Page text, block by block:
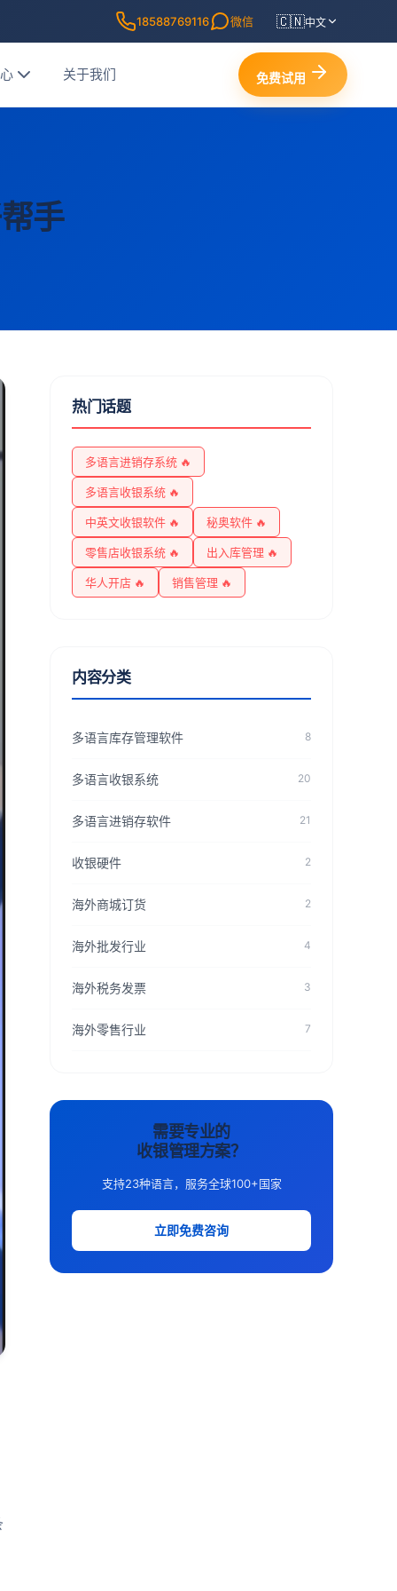
18588769116 微信 🇨🇳中文
关于我们 免费试用
手
热门话题
多语言进销存系统 🔥
多语言收银系统 🔥
中英文收银软件 🔥 秘奥软件 🔥
零售店收银系统 🔥 出入库管理 🔥
华人开店 🔥 销售管理 🔥
内容分类
多语言库存管理软件 8
多语言收银系统 20
多语言进销存软件 21
收银硬件 2
海外商城订货 2
海外批发行业 4
海外税务发票 3
海外零售行业 7
需要专业的
收银管理方案？
支持23种语言，服务全球100+国家
立即免费咨询